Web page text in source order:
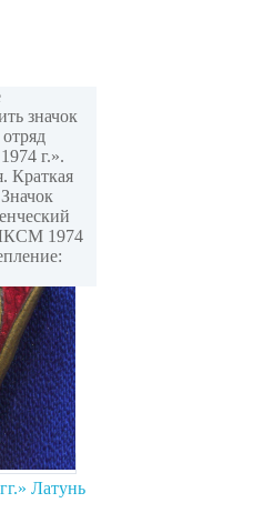
значок
г.».
Краткая
1974
Латунь